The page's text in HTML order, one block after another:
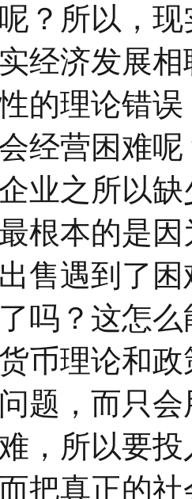
？所以，
经济发展
的理论错
经营困难
业之所以
根本的是
售遇到了
吗？这怎
币理论和
题，而只
，所以要
把真正的